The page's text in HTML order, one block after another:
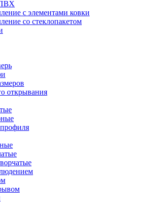
с элементами ковки
со стеклопакетом
открывания